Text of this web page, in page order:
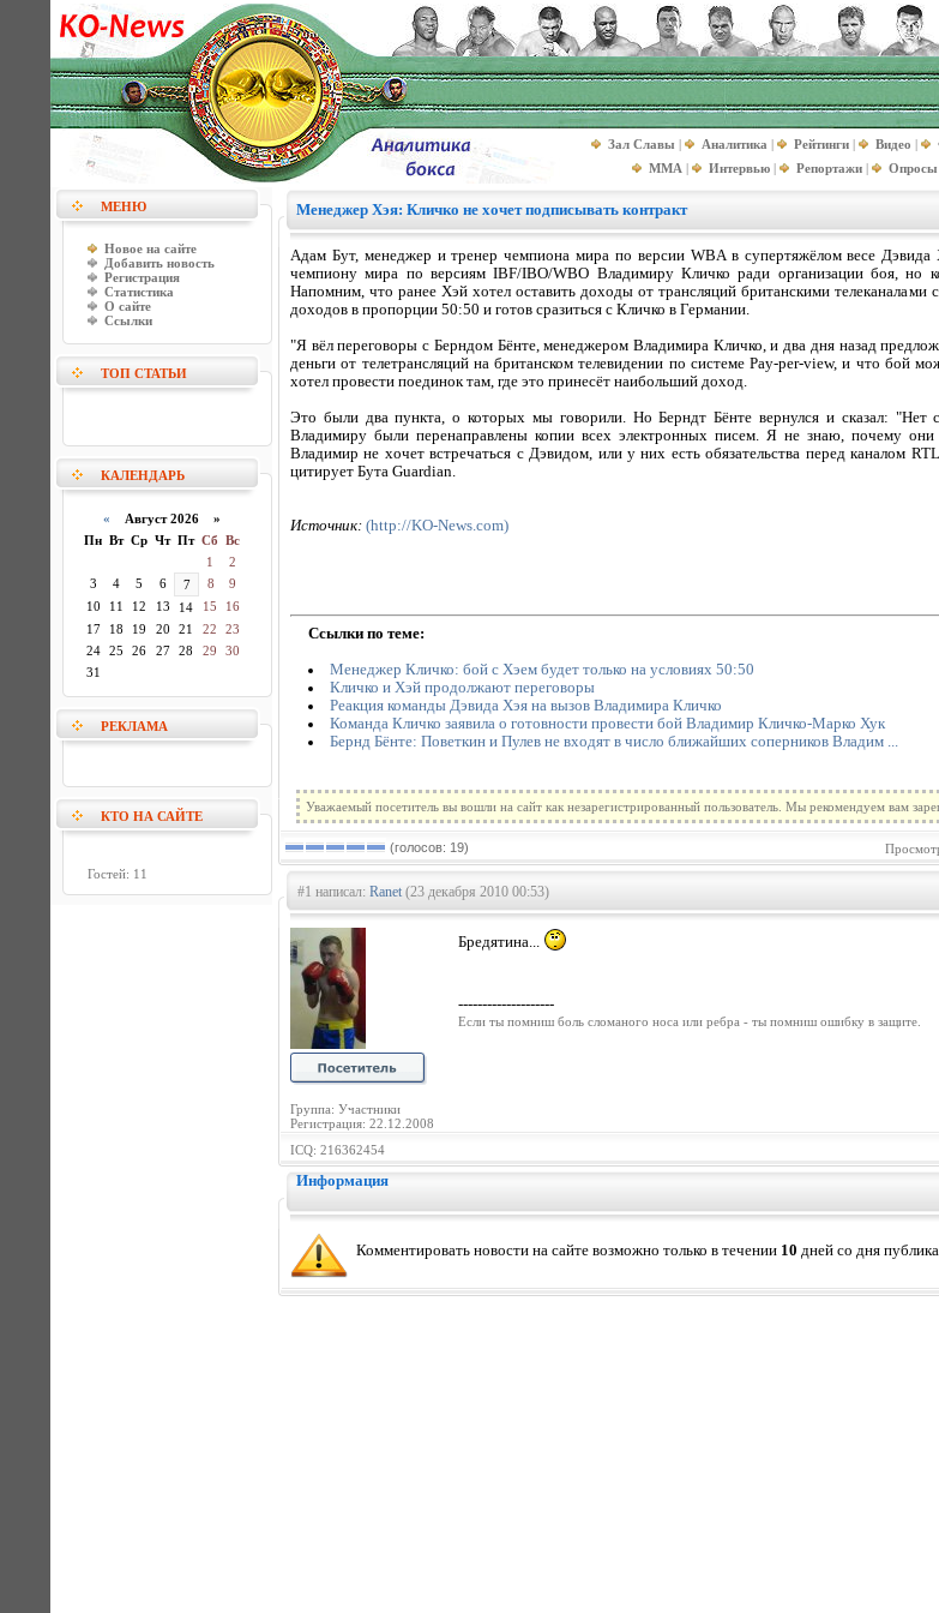
Зал Славы | Аналитика | Рейтинги | Видео |
MMA | Интервью | Репортажи | Опросы
МЕНЮ
Новое на сайте
Добавить новость
Регистрация
Статистика
О сайте
Ссылки
ТОП СТАТЬИ
КАЛЕНДАРЬ
« Август 2026 »
Пн Вт Ср Чт Пт Сб Вс
1
2
3
4 5 6 7 8
9
10
11 12 13 14 15
16
17
18 19 20 21 22
23
24
25 26 27 28 29
30
31
РЕКЛАМА
КТО НА САЙТЕ
Гостей: 11
Менеджер Хэя: Кличко не хочет подписывать контракт
Адам Бут, менеджер и тренер чемпиона мира по версии WBA в супертяжёлом весе Дэвида
чемпиону мира по версиям IBF/IBO/WBO Владимиру Кличко ради организации боя, но
Напомним, что ранее Хэй хотел оставить доходы от трансляций британскими телеканалами
доходов в пропорции 50:50 и готов сразиться с Кличко в Германии.
"Я вёл переговоры с Берндом Бёнте, менеджером Владимира Кличко, и два дня назад
деньги от телетрансляций на британском телевидении по системе Pay-per-view, и что бой
хотел провести поединок там, где это принесёт наибольший доход.
Это были два пункта, о которых мы говорили. Но Берндт Бёнте вернулся и сказал:
Владимиру были перенаправлены копии всех электронных писем. Я не знаю, почему
Владимир не хочет встречаться с Дэвидом, или у них есть обязательства перед каналом
цитирует Бута Guardian.
Источник: (http://KO-News.com)
Ссылки по теме:
Менеджер Кличко: бой с Хэем будет только на условиях 50:50
Кличко и Хэй продолжают переговоры
Реакция команды Дэвида Хэя на вызов Владимира Кличко
Команда Кличко заявила о готовности провести бой Владимир Кличко-Марко Хук
Бернд Бёнте: Поветкин и Пулев не входят в число ближайших соперников Владим ...
Уважаемый посетитель вы вошли на сайт как незарегистрированный пользователь. Мы рекомендуем вам
(голосов: 19)
#1 написал: Ranet(23 декабря 2010 00:53)
Группа: Участники
Регистрация: 22.12.2008
Бредятина...
--------------------
Если ты помниш боль сломаного носа или ребра - ты помниш ошибку в защите.
ICQ: 216362454
Информация
Комментировать новости на сайте возможно только в течении 10 дней со дня